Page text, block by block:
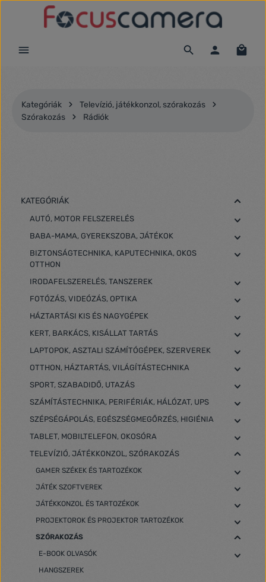
Ugrás a fő tartalomra
Kategóriák
Televízió, játékkonzol, szórakozás
Szórakozás
Rádiók
KATEGÓRIÁK
AUTÓ, MOTOR FELSZERELÉS
BABA-MAMA, GYEREKSZOBA, JÁTÉKOK
BIZTONSÁGTECHNIKA, KAPUTECHNIKA, OKOS
OTTHON
IRODAFELSZERELÉS, TANSZEREK
FOTÓZÁS, VIDEÓZÁS, OPTIKA
HÁZTARTÁSI KIS ÉS NAGYGÉPEK
KERT, BARKÁCS, KISÁLLAT TARTÁS
LAPTOPOK, ASZTALI SZÁMÍTÓGÉPEK, SZERVEREK
OTTHON, HÁZTARTÁS, VILÁGÍTÁSTECHNIKA
SPORT, SZABADIDŐ, UTAZÁS
SZÁMÍTÁSTECHNIKA, PERIFÉRIÁK, HÁLÓZAT, UPS
SZÉPSÉGÁPOLÁS, EGÉSZSÉGMEGŐRZÉS, HIGIÉNIA
TABLET, MOBILTELEFON, OKOSÓRA
TELEVÍZIÓ, JÁTÉKKONZOL, SZÓRAKOZÁS
GAMER SZÉKEK ÉS TARTOZÉKOK
JÁTÉK SZOFTVEREK
JÁTÉKKONZOL ÉS TARTOZÉKOK
PROJEKTOROK ÉS PROJEKTOR TARTOZÉKOK
SZÓRAKOZÁS
E-BOOK OLVASÓK
HANGSZEREK